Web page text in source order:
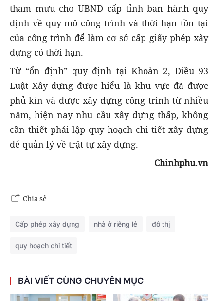
tham mưu cho UBND cấp tỉnh ban hành quy
định về quy mô công trình và thời hạn tồn tại
của công trình để làm cơ sở cấp giấy phép xây
dựng có thời hạn.
Từ “ổn định” quy định tại Khoản 2, Điều 93
Luật Xây dựng được hiểu là khu vực đã được
phủ kín và được xây dựng công trình từ nhiều
năm, hiện nay nhu cầu xây dựng thấp, không
cần thiết phải lập quy hoạch chi tiết xây dựng
để quản lý về trật tự xây dựng.
Chinhphu.vn
Chia sẻ
Cấp phép xây dựng nhà ở riêng lẻ đô thị
quy hoạch chi tiết
BÀI VIẾT CÙNG CHUYÊN MỤC